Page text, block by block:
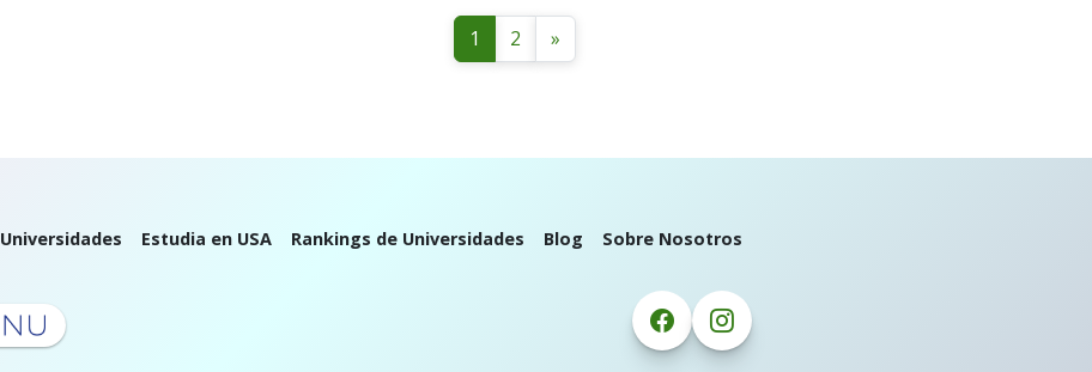
1 2 »
Universidades Estudia en USA Rankings de Universidades Blog Sobre Nosotros